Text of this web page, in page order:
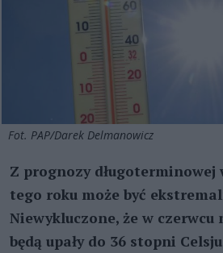
Fot. PAP/Darek Delmanowicz
Z prognozy długoterminowej
tego roku może być
Niewykluczone, że w
będą upały do 36 stopni